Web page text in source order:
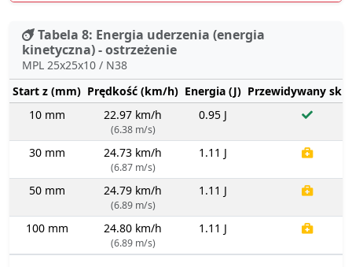
Tabela 8: Energia uderzenia (energia
kinetyczna) - ostrzeżenie
MPL 25x25x10 / N38
Start z (mm) Prędkość (km/h) Energia (J) Przewidywany
10 mm
22.97 km/h
(6.38 m/s)
0.95 J
30 mm 24.73 km/h
(6.87 m/s)
1.11 J
50 mm 24.79 km/h
(6.89 m/s)
1.11 J
100 mm 24.80 km/h
(6.89 m/s)
1.11 J